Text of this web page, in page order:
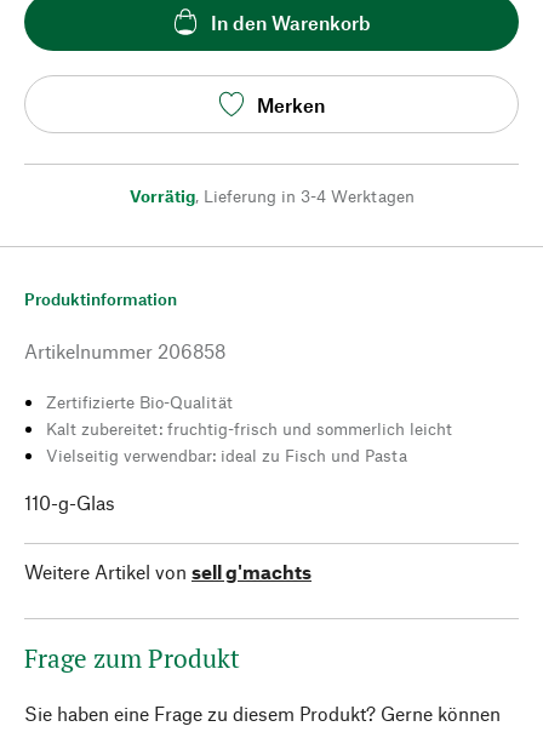
In den Warenkorb
Merken
Vorrätig, Lieferung in 3-4 Werktagen
Produktinformation
Artikelnummer 206858
Zertifizierte Bio-Qualität
Kalt zubereitet: fruchtig-frisch und sommerlich leicht
Vielseitig verwendbar: ideal zu Fisch und Pasta
110-g-Glas
Weitere Artikel von sell g'machts
Frage zum Produkt
Sie haben eine Frage zu diesem Produkt? Gerne können